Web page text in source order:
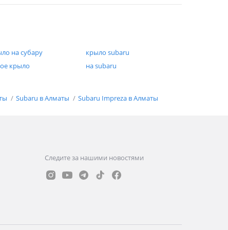
на субару
крыло subaru
крыло
на subaru
Subaru в Алматы Subaru Impreza в Алматы
Следите за нашими новостями